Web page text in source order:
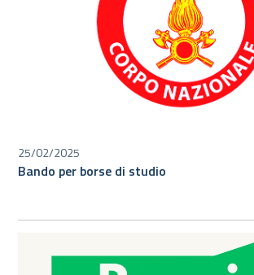
25/02/2025
Bando per borse di studio